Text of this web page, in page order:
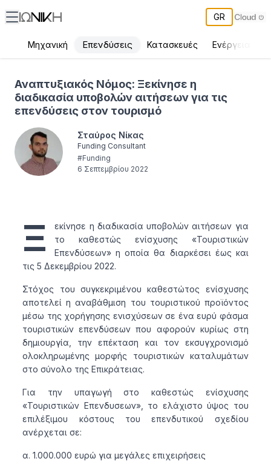
GR
Μηχανική Επενδύσεις Κατασκευές Ενέργεια
Αναπτυξιακός Νόμος: Ξεκίνησε η
διαδικασία υποβολών αιτήσεων για τις
επενδύσεις στον τουρισμό
Σταύρος Νίκας
Funding Consultant
#Funding
6 Σεπτεμβρίου 2022
Ξ
εκίνησε η διαδικασία υποβολών αιτήσεων για
το καθεστώς ενίσχυσης «Τουριστικών
Επενδύσεων» η οποία θα διαρκέσει έως και
τις 5 Δεκεμβρίου 2022.
Στόχος του συγκεκριμένου καθεστώτος ενίσχυσης
αποτελεί η αναβάθμιση του τουριστικού προϊόντος
μέσω της χορήγησης ενισχύσεων σε ένα ευρύ φάσμα
τουριστικών επενδύσεων που αφορούν κυρίως στη
δημιουργία, την επέκταση και τον εκσυγχρονισμό
ολοκληρωμένης μορφής τουριστικών καταλυμάτων
στο σύνολο της Επικράτειας.
Για την υπαγωγή στο καθεστώς ενίσχυσης
«Τουριστικών Επενδυσεων», το ελάχιστο ύψος του
επιλέξιμου κόστους του επενδυτικού σχεδίου
ανέρχεται σε:
α. 1.000.000 ευρώ για μεγάλες επιχειρήσεις